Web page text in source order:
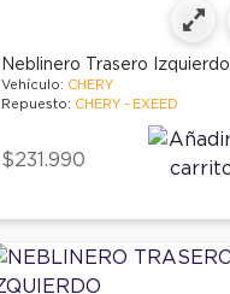
Neblinero Trasero Izquierdo
Vehículo: CHERY
Repuesto: CHERY - EXEED
$231.990